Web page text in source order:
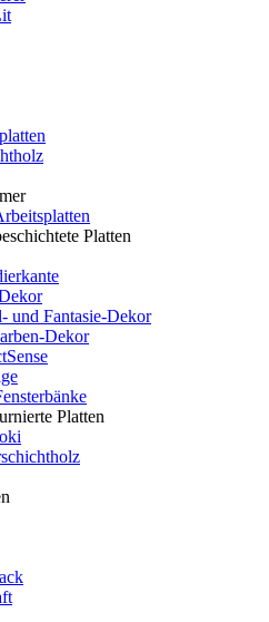
Platten
und Fantasie-Dekor
Dekor
Platten